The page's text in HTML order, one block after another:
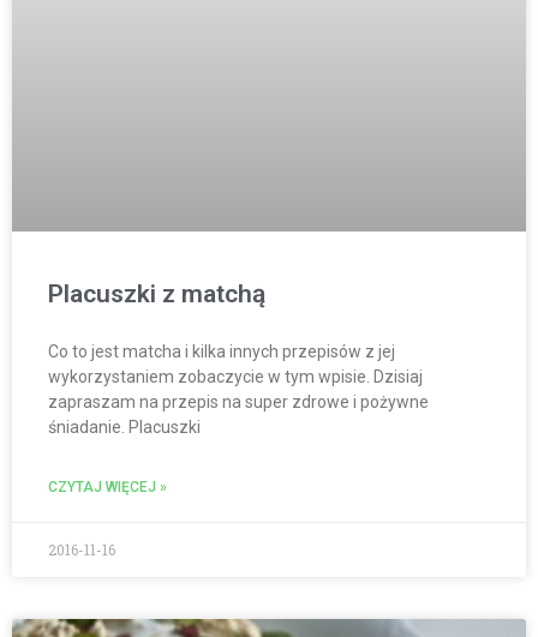
Placuszki z matchą
Co to jest matcha i kilka innych przepisów z jej
wykorzystaniem zobaczycie w tym wpisie. Dzisiaj
zapraszam na przepis na super zdrowe i pożywne
śniadanie. Placuszki
CZYTAJ WIĘCEJ »
2016-11-16